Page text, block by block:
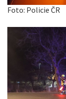
Foto: Policie ČR